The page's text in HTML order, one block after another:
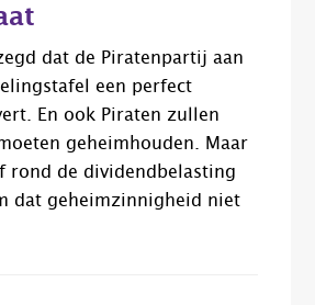
dat de Piratenpartij aan
een perfect
En ook Piraten zullen
geheimhouden. Maar
rond de dividendbelasting
dat geheimzinnigheid niet